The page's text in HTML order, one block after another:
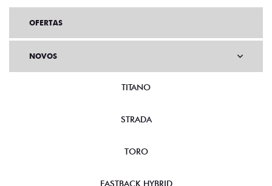
OFERTAS
NOVOS
TITANO
STRADA
TORO
FASTBACK HYBRID